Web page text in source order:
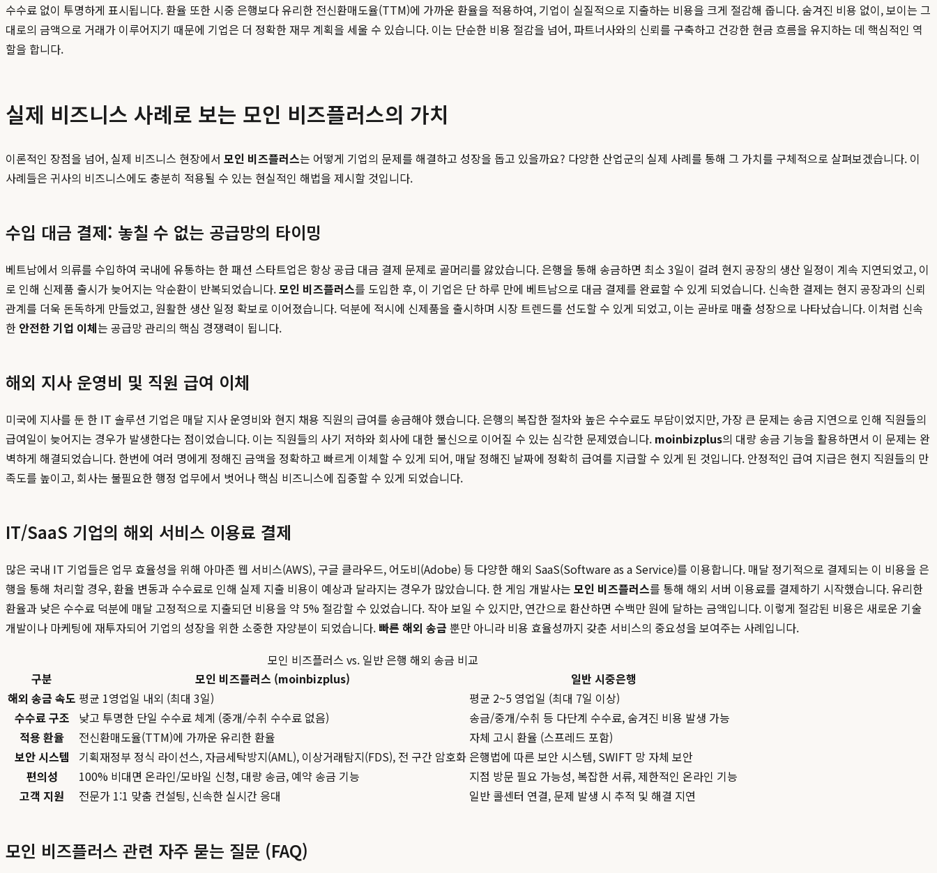
수수료 없이 투명하게 표시됩니다. 환율 또한 시중 은행보다 유리한 전신환매도율(TTM)에 가까운 환율을 적용하여, 기업이 실질적으로 지출하는 비용을 크게 절감해 줍니다. 숨겨진 비용 없이, 보이는 그
대로의 금액으로 거래가 이루어지기 때문에 기업은 더 정확한 재무 계획을 세울 수 있습니다. 이는 단순한 비용 절감을 넘어, 파트너사와의 신뢰를 구축하고 건강한 현금 흐름을 유지하는 데 핵심적인 역
할을 합니다.
실제 비즈니스 사례로 보는 모인 비즈플러스의 가치
이론적인 장점을 넘어, 실제 비즈니스 현장에서 모인 비즈플러스는 어떻게 기업의 문제를 해결하고 성장을 돕고 있을까요? 다양한 산업군의 실제 사례를 통해 그 가치를 구체적으로 살펴보겠습니다. 이
사례들은 귀사의 비즈니스에도 충분히 적용될 수 있는 현실적인 해법을 제시할 것입니다.
수입 대금 결제: 놓칠 수 없는 공급망의 타이밍
베트남에서 의류를 수입하여 국내에 유통하는 한 패션 스타트업은 항상 공급 대금 결제 문제로 골머리를 앓았습니다. 은행을 통해 송금하면 최소 3일이 걸려 현지 공장의 생산 일정이 계속 지연되었고, 이
로 인해 신제품 출시가 늦어지는 악순환이 반복되었습니다.모인 비즈플러스를 도입한 후, 이 기업은 단 하루 만에 베트남으로 대금 결제를 완료할 수 있게 되었습니다. 신속한 결제는 현지 공장과의 신뢰
관계를 더욱 돈독하게 만들었고, 원활한 생산 일정 확보로 이어졌습니다. 덕분에 적시에 신제품을 출시하며 시장 트렌드를 선도할 수 있게 되었고, 이는 곧바로 매출 성장으로 나타났습니다. 이처럼 신속
한 안전한 기업 이체는 공급망 관리의 핵심 경쟁력이 됩니다.
해외 지사 운영비 및 직원 급여 이체
미국에 지사를 둔 한 IT 솔루션 기업은 매달 지사 운영비와 현지 채용 직원의 급여를 송금해야 했습니다. 은행의 복잡한 절차와 높은 수수료도 부담이었지만, 가장 큰 문제는 송금 지연으로 인해 직원들의
급여일이 늦어지는 경우가 발생한다는 점이었습니다. 이는 직원들의 사기 저하와 회사에 대한 불신으로 이어질 수 있는 심각한 문제였습니다. moinbizplus의 대량 송금 기능을 활용하면서 이 문제는 완
벽하게 해결되었습니다. 한번에 여러 명에게 정해진 금액을 정확하고 빠르게 이체할 수 있게 되어, 매달 정해진 날짜에 정확히 급여를 지급할 수 있게 된 것입니다. 안정적인 급여 지급은 현지 직원들의 만
족도를 높이고, 회사는 불필요한 행정 업무에서 벗어나 핵심 비즈니스에 집중할 수 있게 되었습니다.
IT/SaaS 기업의 해외 서비스 이용료 결제
많은 국내 IT 기업들은 업무 효율성을 위해 아마존 웹 서비스(AWS), 구글 클라우드, 어도비(Adobe) 등 다양한 해외 SaaS(Software as a Service)를 이용합니다. 매달 정기적으로 결제되는 이 비용을 은
행을 통해 처리할 경우, 환율 변동과 수수료로 인해 실제 지출 비용이 예상과 달라지는 경우가 많았습니다. 한 게임 개발사는 모인 비즈플러스를 통해 해외 서버 이용료를 결제하기 시작했습니다. 유리한
환율과 낮은 수수료 덕분에 매달 고정적으로 지출되던 비용을 약 5% 절감할 수 있었습니다. 작아 보일 수 있지만, 연간으로 환산하면 수백만 원에 달하는 금액입니다. 이렇게 절감된 비용은 새로운 기술
개발이나 마케팅에 재투자되어 기업의 성장을 위한 소중한 자양분이 되었습니다. 빠른 해외 송금 뿐만 아니라 비용 효율성까지 갖춘 서비스의 중요성을 보여주는 사례입니다.
모인 비즈플러스 vs. 일반 은행 해외 송금 비교
구분
모인 비즈플러스 (moinbizplus)
일반 시중은행
해외 송금 속도 평균 1영업일 내외 (최대 3일)
평균 2~5 영업일 (최대 7일 이상)
수수료 구조
낮고 투명한 단일 수수료 체계 (중개/수취 수수료 없음)
송금/중개/수취 등 다단계 수수료, 숨겨진 비용 발생 가능
적용 환율
전신환매도율(TTM)에 가까운 유리한 환율
자체 고시 환율 (스프레드 포함)
보안 시스템
기획재정부 정식 라이선스, 자금세탁방지(AML), 이상거래탐지(FDS), 전 구간 암호화 은행법에 따른 보안 시스템, SWIFT 망 자체 보안
편의성
100% 비대면 온라인/모바일 신청, 대량 송금, 예약 송금 기능
지점 방문 필요 가능성, 복잡한 서류, 제한적인 온라인 기능
고객 지원
전문가 1:1 맞춤 컨설팅, 신속한 실시간 응대 일반 콜센터 연결, 문제 발생 시 추적 및 해결 지연
모인 비즈플러스 관련 자주 묻는 질문 (FAQ)